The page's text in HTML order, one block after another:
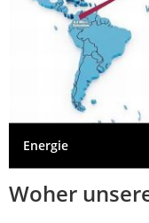
Energie
Woher